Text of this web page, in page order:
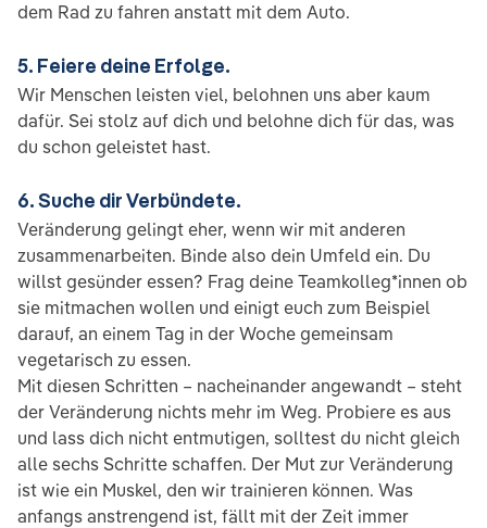
dem Rad zu fahren anstatt mit dem Auto.
5. Feiere deine Erfolge.
Wir Menschen leisten viel, belohnen uns aber kaum
dafür. Sei stolz auf dich und belohne dich für das, was
du schon geleistet hast.
6. Suche dir Verbündete.
Veränderung gelingt eher, wenn wir mit anderen
zusammenarbeiten. Binde also dein Umfeld ein. Du
willst gesünder essen? Frag deine Teamkolleg*innen ob
sie mitmachen wollen und einigt euch zum Beispiel
darauf, an einem Tag in der Woche gemeinsam
vegetarisch zu essen.
Mit diesen Schritten – nacheinander angewandt – steht
der Veränderung nichts mehr im Weg. Probiere es aus
und lass dich nicht entmutigen, solltest du nicht gleich
alle sechs Schritte schaffen. Der Mut zur Veränderung
ist wie ein Muskel, den wir trainieren können. Was
anfangs anstrengend ist, fällt mit der Zeit immer